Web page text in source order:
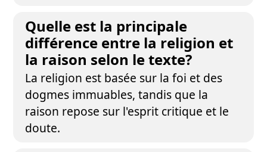
Quelle est la principale
différence entre la religion et
la raison selon le texte?
La religion est basée sur la foi et des
dogmes immuables, tandis que la
raison repose sur l'esprit critique et le
doute.